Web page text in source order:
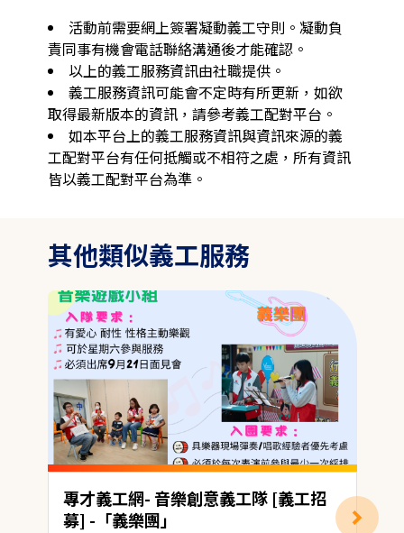
活動前需要網上簽署凝動義工守則。凝動負
責同事有機會電話聯絡溝通後才能確認。
以上的義工服務資訊由社職提供。
義工服務資訊可能會不定時有所更新，如欲
取得最新版本的資訊，請參考義工配對平台。
如本平台上的義工服務資訊與資訊來源的義
工配對平台有任何抵觸或不相符之處，所有資訊
皆以義工配對平台為準。
其他類似義工服務
專才義工網- 音樂創意義工隊 [義工招
募] -「義樂團」